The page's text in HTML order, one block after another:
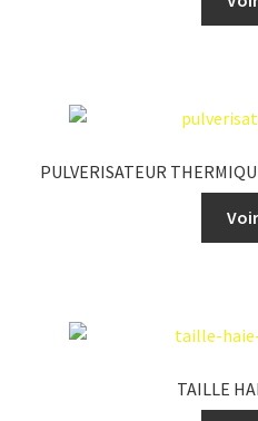
PULVERISATEUR
TAILLE